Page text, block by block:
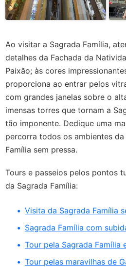
Ao visitar a Sagrada Família,
detalhes da Fachada da
Paixão; às cores
proporciona ao entrar pelos
com grandes janelas sobre o
imensas torres que tornam a
tão imponente. Dedique uma
percorra todos os ambientes da
Família sem pressa.
Tours e passeios pelos pontos
da Sagrada Família:
Visita da Sagrada Família
Sagrada Família com
Tour pela Sagrada Família
Tour pelas maravilhas de